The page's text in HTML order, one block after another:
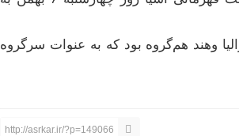
و‌هند هم‌گروه بود که به عنوات سرگروه
http://asrkar.ir/?p=149066